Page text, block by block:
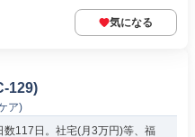
気になる
129)
ア)
117日。社宅(月3万円)等、福